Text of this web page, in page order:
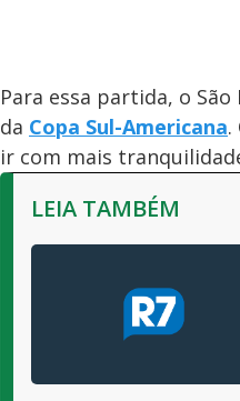
Para essa partida, o
da Copa Sul-Americana.
ir com mais
LEIA TAMBÉM